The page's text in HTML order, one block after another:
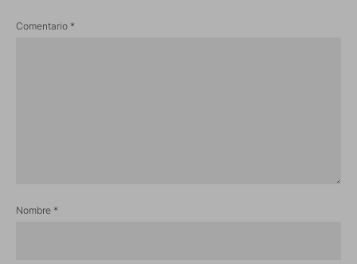
Comentario *
Nombre *